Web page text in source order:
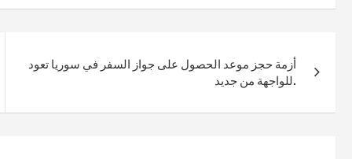
أزمة حجز موعد الحصول على جواز السفر في سوريا تعود
للواجهة من جديد.